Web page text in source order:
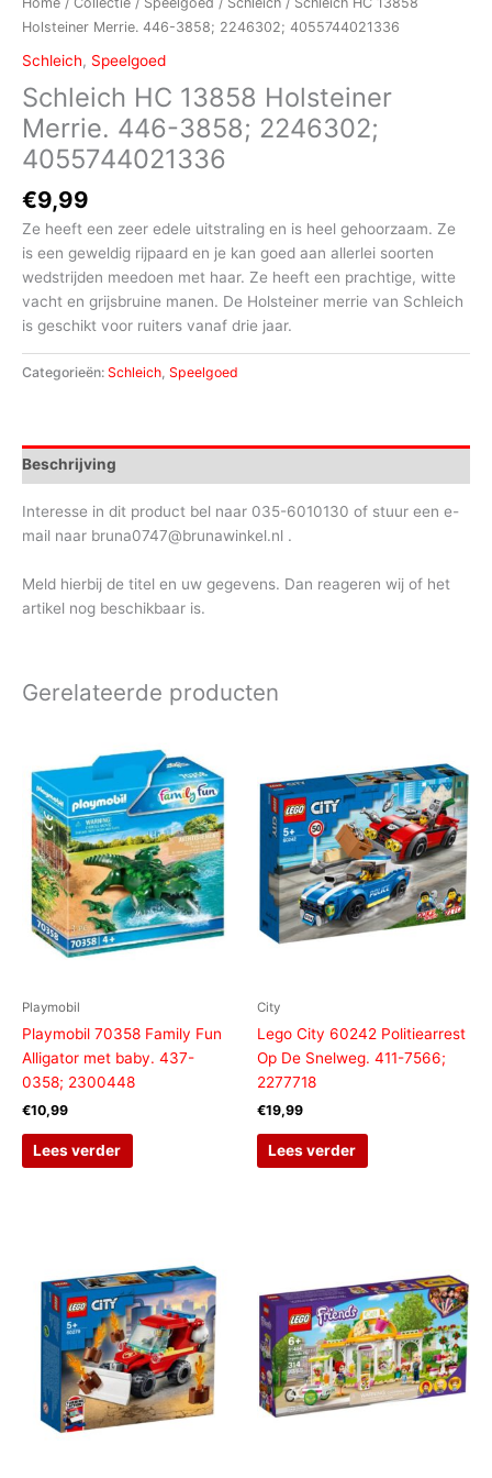
Holsteiner Merrie. 446-3858; 2246302; 4055744021336
Schleich, Speelgoed
Schleich HC 13858 Holsteiner
Merrie. 446-3858; 2246302;
4055744021336
€9,99
Ze heeft een zeer edele uitstraling en is heel gehoorzaam. Ze
is een geweldig rijpaard en je kan goed aan allerlei soorten
wedstrijden meedoen met haar. Ze heeft een prachtige, witte
vacht en grijsbruine manen. De Holsteiner merrie van Schleich
is geschikt voor ruiters vanaf drie jaar.
Categorieën: Schleich, Speelgoed
Beschrijving
Interesse in dit product bel naar 035-6010130 of stuur een e-
mail naar bruna0747@brunawinkel.nl .
Meld hierbij de titel en uw gegevens. Dan reageren wij of het
artikel nog beschikbaar is.
Gerelateerde producten
Playmobil
Playmobil 70358 Family Fun
Alligator met baby. 437-
0358; 2300448
€10,99
Lees verder
City
Lego City 60242 Politiearrest
Op De Snelweg. 411-7566;
2277718
€19,99
Lees verder